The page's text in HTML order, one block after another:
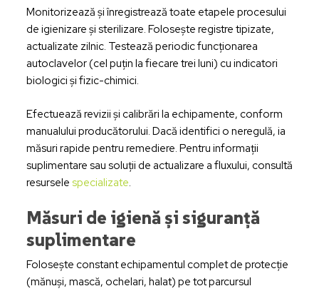
Monitorizează și înregistrează toate etapele procesului
de igienizare și sterilizare. Folosește registre tipizate,
actualizate zilnic. Testează periodic funcționarea
autoclavelor (cel puțin la fiecare trei luni) cu indicatori
biologici și fizic-chimici.
Efectuează revizii și calibrări la echipamente, conform
manualului producătorului. Dacă identifici o neregulă, ia
măsuri rapide pentru remediere. Pentru informații
suplimentare sau soluții de actualizare a fluxului, consultă
resursele specializate.
Măsuri de igienă și siguranță
suplimentare
Folosește constant echipamentul complet de protecție
(mănuși, mască, ochelari, halat) pe tot parcursul